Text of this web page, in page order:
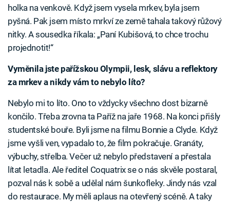
holka na venkově. Když jsem vysela mrkev, byla jsem
pyšná. Pak jsem místo mrkví ze země tahala takový růžový
nitky. A sousedka říkala: „Paní Kubišová, to chce trochu
projednotit!“
Vyměnila jste pařížskou Olympii, lesk, slávu a reflektory
za mrkev a nikdy vám to nebylo líto?
Nebylo mi to líto. Ono to vždycky všechno dost bizarně
končilo. Třeba zrovna ta Paříž na jaře 1968. Na konci přišly
studentské bouře. Byli jsme na filmu Bonnie a Clyde. Když
jsme vyšli ven, vypadalo to, že film pokračuje. Granáty,
výbuchy, střelba. Večer už nebylo představení a přestala
lítat letadla. Ale ředitel Coquatrix se o nás skvěle postaral,
pozval nás k sobě a udělal nám šunkofleky. Jindy nás vzal
do restaurace. My měli aplaus na otevřený scéně. A taky